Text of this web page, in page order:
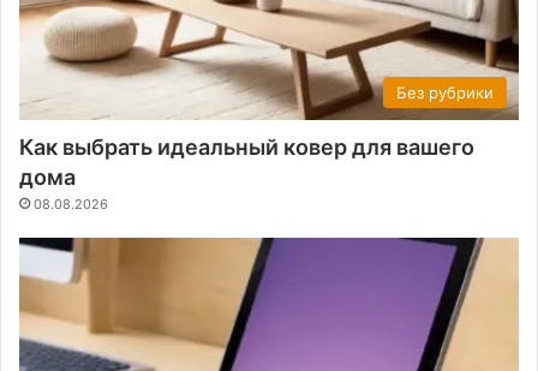
Без рубрики
Как выбрать идеальный ковер для вашего
дома
08.08.2026